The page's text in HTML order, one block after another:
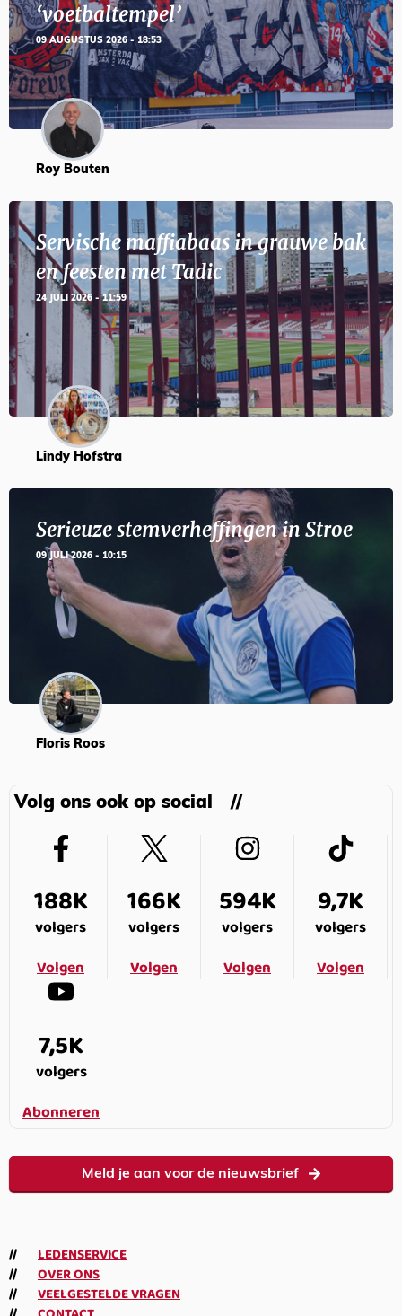
‘voetbaltempel’
09 AUGUSTUS 2026 - 18:53
Roy Bouten
Servische maffiabaas in grauwe bak
en feesten met Tadic
24 JULI 2026 - 11:59
Lindy Hofstra
Serieuze stemverheffingen in Stroe
09 JULI 2026 - 10:15
Floris Roos
Volg ons ook op social
188K
volgers
Volgen
166K
volgers
Volgen
594K
volgers
Volgen
9,7K
volgers
Volgen
7,5K
volgers
Abonneren
Meld je aan voor de nieuwsbrief
LEDENSERVICE
OVER ONS
VEELGESTELDE VRAGEN